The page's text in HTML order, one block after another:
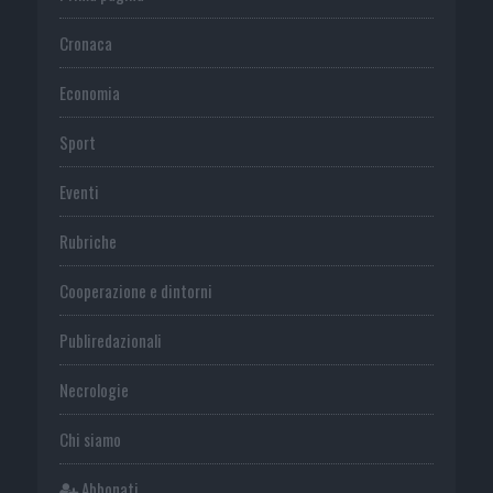
Cronaca
Economia
Sport
Eventi
Rubriche
Cooperazione e dintorni
Publiredazionali
Necrologie
Chi siamo